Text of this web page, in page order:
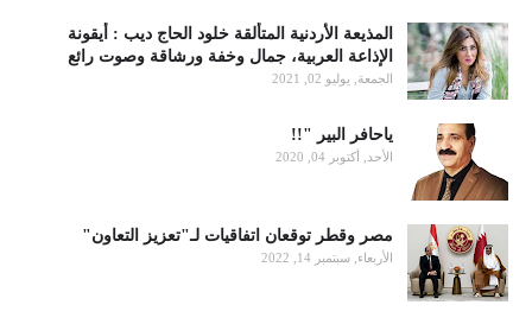
المذيعة الأردنية المتألقة خلود الحاج ديب : أيقونة
الإذاعة العربية، جمال وخفة ورشاقة وصوت رائع
الجمعة, يوليو 02, 2021
ياحافر البير "!!
الأحد, أكتوبر 04, 2020
مصر وقطر توقعان اتفاقيات لـ"تعزيز التعاون"
الأربعاء, سبتمبر 14, 2022